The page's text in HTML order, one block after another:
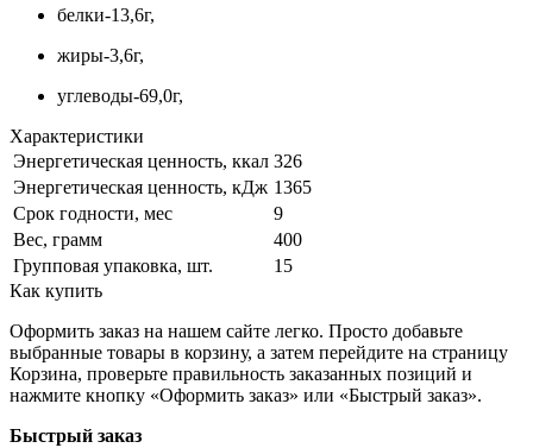
белки-13,6г,
жиры-3,6г,
углеводы-69,0г,
Характеристики
Энергетическая ценность, ккал 326
Энергетическая ценность, кДж 1365
Срок годности, мес
9
Вес, грамм
400
Групповая упаковка, шт.
15
Как купить
Оформить заказ на нашем сайте легко. Просто добавьте
выбранные товары в корзину, а затем перейдите на страницу
Корзина, проверьте правильность заказанных позиций и
нажмите кнопку «Оформить заказ» или «Быстрый заказ».
Быстрый заказ